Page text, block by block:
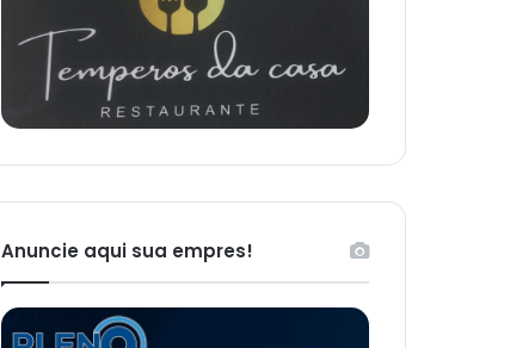
Anuncie aqui sua empres!